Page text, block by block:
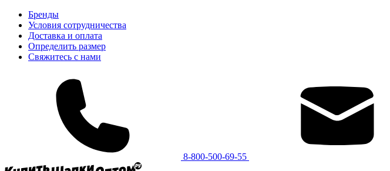
Бренды
Условия сотрудничества
Доставка и оплата
Определить размер
Свяжитесь с нами
8-800-500-69-55